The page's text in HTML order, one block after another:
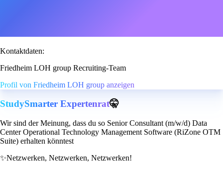
Kontaktdaten:
Friedheim LOH group Recruiting-Team
Profil von Friedheim LOH group anzeigen
StudySmarter Expertenrat🤫
Wir sind der Meinung, dass du so Senior Consultant (m/w/d) Data
Center Operational Technology Management Software (RiZone OTM
Suite) erhalten könntest
✨Netzwerken, Netzwerken, Netzwerken!